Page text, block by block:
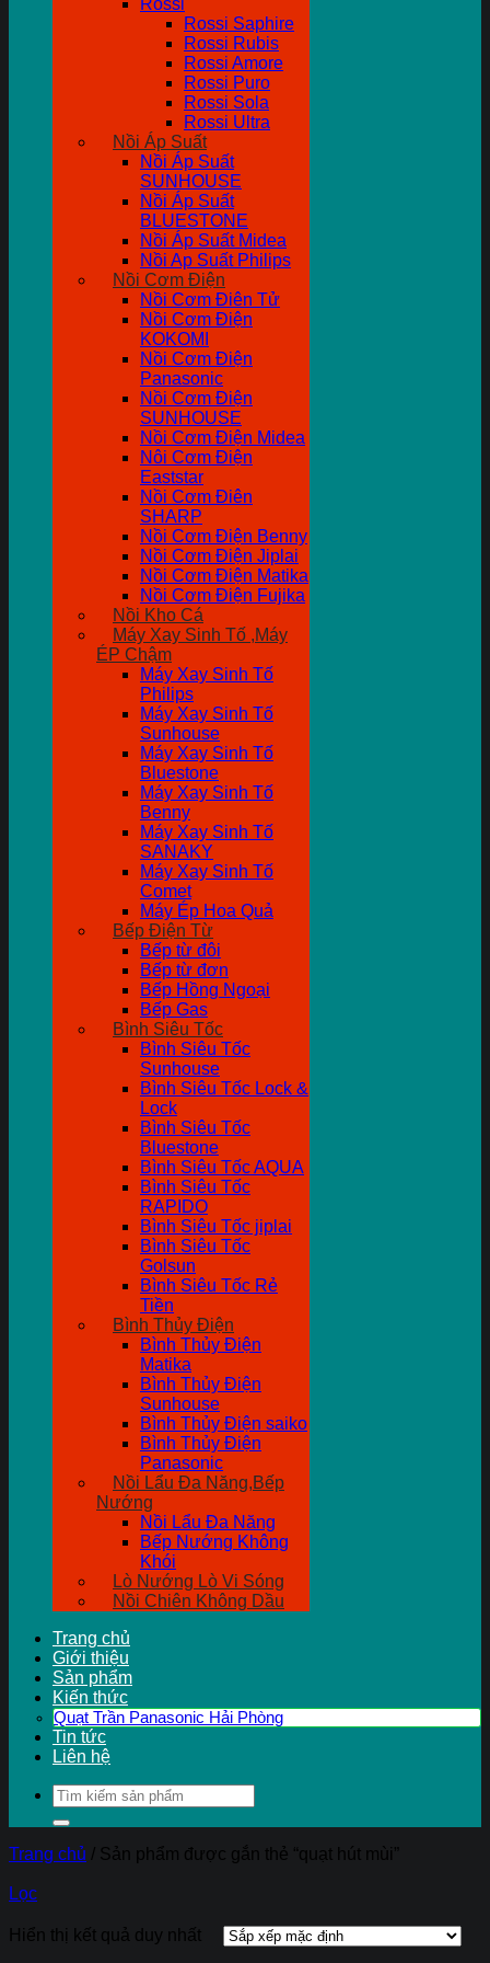
Rossi
Rossi Saphire
Rossi Rubis
Rossi Amore
Rossi Puro
Rossi Sola
Rossi Ultra
Nồi Áp Suất
Nồi Áp Suất
SUNHOUSE
Nồi Áp Suất
BLUESTONE
Nồi Áp Suất Midea
Nồi Ap Suất Philips
Nồi Cơm Điện
Nồi Cơm Điên Tử
Nồi Cơm Điện
KOKOMI
Nồi Cơm Điện
Panasonic
Nồi Cơm Điện
SUNHOUSE
Nồi Cơm Điện Midea
Nôi Cơm Điện
Eaststar
Nồi Cơm Điên
SHARP
Nồi Cơm Điện Benny
Nồi Cơm Điện Jiplai
Nồi Cơm Điện Matika
Nồi Cơm Điện Fujika
Nồi Kho Cá
Máy Xay Sinh Tố ,Máy
ÉP Chậm
Máy Xay Sinh Tố
Philips
Máy Xay Sinh Tố
Sunhouse
Máy Xay Sinh Tố
Bluestone
Máy Xay Sinh Tố
Benny
Máy Xay Sinh Tố
SANAKY
Máy Xay Sinh Tố
Comet
Máy Ép Hoa Quả
Bếp Điện Từ
Bếp từ đôi
Bếp từ đơn
Bếp Hồng Ngoại
Bếp Gas
Bình Siêu Tốc
Bình Siêu Tốc
Sunhouse
Bình Siêu Tốc Lock &
Lock
Bình Siêu Tốc
Bluestone
Bình Siêu Tốc AQUA
Bình Siêu Tốc
RAPIDO
Bình Siêu Tốc jiplai
Bình Siêu Tốc
Golsun
Bình Siêu Tốc Rẻ
Tiền
Bình Thủy Điện
Bình Thủy Điện
Matika
Bình Thủy Điện
Sunhouse
Bình Thủy Điện saiko
Bình Thủy Điện
Panasonic
Nồi Lẩu Đa Năng,Bếp
Nướng
Nồi Lẩu Đa Năng
Bếp Nướng Không
Khói
Lò Nướng Lò Vi Sóng
Nồi Chiên Không Dầu
Trang chủ
Giới thiệu
Sản phẩm
Kiến thức
Quạt Trần Panasonic Hải Phòng
Tin tức
Liên hệ
Tìm
kiếm:
Trang chủ / Sản phẩm được gắn thẻ “quạt hút mùi”
Lọc
Hiển thị kết quả duy nhất